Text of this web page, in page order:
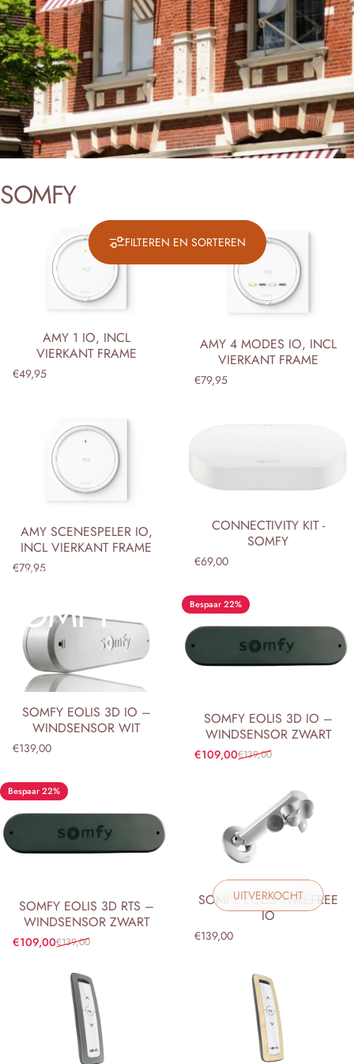
Collecties
SOMFY
SOMFY
FILTEREN EN SORTEREN
AMY 1 IO, INCL
VIERKANT FRAME
€49,95
AMY 4 MODES IO, INCL
VIERKANT FRAME
€79,95
AMY SCENESPELER IO,
INCL VIERKANT FRAME
€79,95
CONNECTIVITY KIT -
SOMFY
€69,00
SOMFY EOLIS 3D IO –
WINDSENSOR WIT
€139,00
Bespaar 22%
SOMFY EOLIS 3D IO –
WINDSENSOR ZWART
Verkoopprijs
€109,00
Normale prijs
€139,00
Bespaar 22%
SOMFY EOLIS 3D RTS –
WINDSENSOR ZWART
Verkoopprijs
€109,00
Normale prijs
€139,00
UITVERKOCHT
SOMFY EOLIS WIREFREE
IO
€139,00